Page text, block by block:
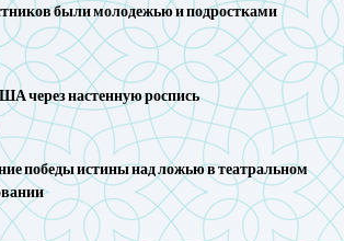
были молодежью и подростками
через настенную роспись
победы истины над ложью в театральном